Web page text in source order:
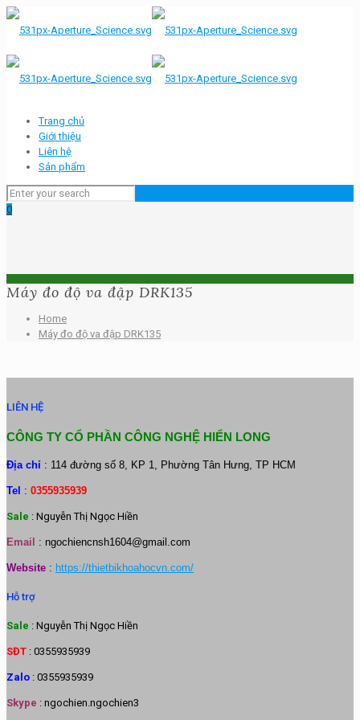
Trang chủ
Giới thiệu
Liên hệ
Sản phẩm
0
Máy đo độ va đập DRK135
Home
Máy đo độ va đập DRK135
LIÊN HỆ
CÔNG TY CỔ PHẦN CÔNG NGHỆ HIỂN LONG
Địa chỉ : 114 đường số 8, KP 1, Phường Tân Hưng, TP HCM
Tel : 0355935939
Sale : Nguyễn Thị Ngọc Hiền
Email : ngochiencnsh1604@gmail.com
Website : https://thietbikhoahocvn.com/
Hỗ trợ
Sale : Nguyễn Thị Ngọc Hiền
SĐT : 0355935939
Zalo : 0355935939
Skype : ngochien.ngochien3